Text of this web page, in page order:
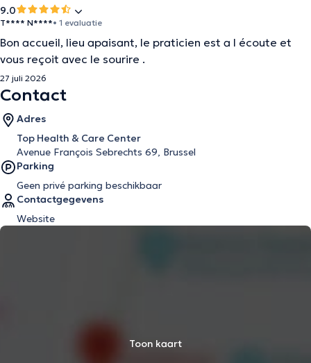
9.0
T**** N****• 1 evaluatie
Bon accueil, lieu apaisant, le praticien est a l écoute et
vous reçoit avec le sourire .
27 juli 2026
Contact
Adres
Top Health & Care Center
Avenue François Sebrechts 69, Brussel
Parking
Geen privé parking beschikbaar
Contactgegevens
Website
Toon kaart